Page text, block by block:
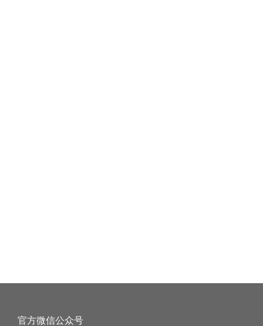
官方微信公众号